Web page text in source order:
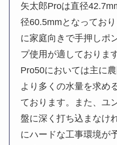
矢太郎Proは直径
径60.5mmとなってお
に家庭向きで手押しポ
プ使用が適しておりま
Pro50においては主に
より多くの水量を求め
ております。また、ユ
盤に深く打ち込まなけ
にハードな工事環境が